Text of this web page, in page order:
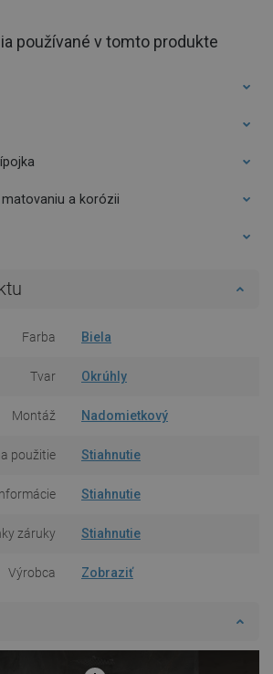
používané v tomto produkte
a korózii
Farba Biela
Tvar Okrúhly
Montáž Nadomietkový
použitie Stiahnutie
Stiahnutie
záruky Stiahnutie
Výrobca Zobraziť